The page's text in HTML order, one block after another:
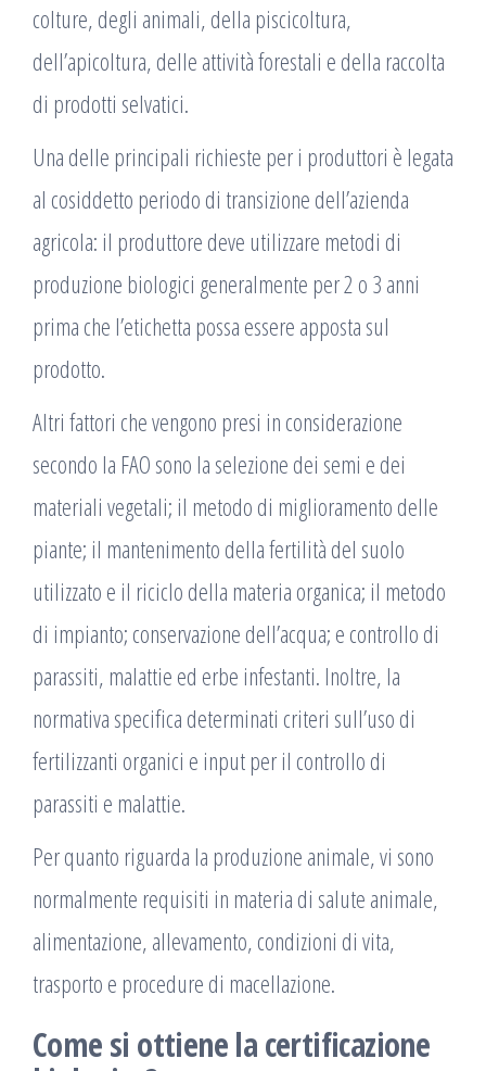
colture, degli animali, della piscicoltura,
dell’apicoltura, delle attività forestali e della raccolta
di prodotti selvatici.
Una delle principali richieste per i produttori è legata
al cosiddetto periodo di transizione dell’azienda
agricola: il produttore deve utilizzare metodi di
produzione biologici generalmente per 2 o 3 anni
prima che l’etichetta possa essere apposta sul
prodotto.
Altri fattori che vengono presi in considerazione
secondo la FAO sono la selezione dei semi e dei
materiali vegetali; il metodo di miglioramento delle
piante; il mantenimento della fertilità del suolo
utilizzato e il riciclo della materia organica; il metodo
di impianto; conservazione dell’acqua; e controllo di
parassiti, malattie ed erbe infestanti. Inoltre, la
normativa specifica determinati criteri sull’uso di
fertilizzanti organici e input per il controllo di
parassiti e malattie.
Per quanto riguarda la produzione animale, vi sono
normalmente requisiti in materia di salute animale,
alimentazione, allevamento, condizioni di vita,
trasporto e procedure di macellazione.
Come si ottiene la certificazione